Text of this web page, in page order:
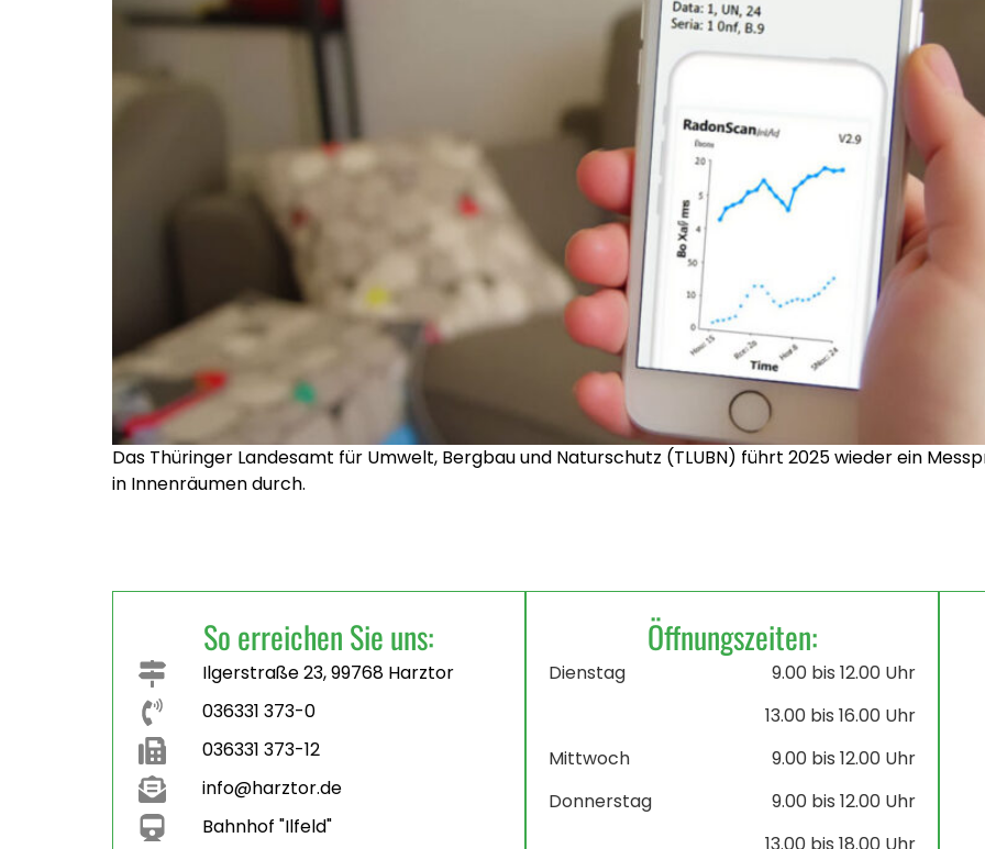
Das Thüringer Landesamt für Umwelt, Bergbau und Naturschutz (TLUBN) führt 2025 wieder ein
in Innenräumen durch.
So erreichen Sie uns:
Ilgerstraße 23, 99768 Harztor
036331 373-0
036331 373-12
info@harztor.de
Bahnhof "Ilfeld"
Öffnungszeiten:
Dienstag
9.00 bis 12.00 Uhr
13.00 bis 16.00 Uhr
Mittwoch
9.00 bis 12.00 Uhr
Donnerstag
9.00 bis 12.00 Uhr
13.00 bis 18.00 Uhr